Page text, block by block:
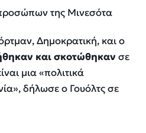
της Μινεσότα
Δημοκρατική, και ο
και σκοτώθηκανσε
μια «πολιτικά
δήλωσε ο Γουόλτς σε